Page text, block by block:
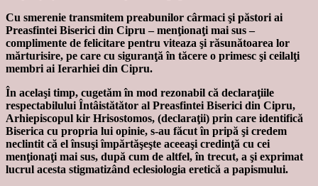
Cu smerenie transmitem preabunilor cârmaci şi păstori ai
Preasfintei Biserici din Cipru – menţionaţi mai sus –
complimente de felicitare pentru viteaza şi răsunătoarea lor
mărturisire, pe care cu siguranţă în tăcere o primesc şi ceilalţi
membri ai Ierarhiei din Cipru.
În acelaşi timp, cugetăm în mod rezonabil că declaraţiile
respectabilului Întâistătător al Preasfintei Biserici din Cipru,
Arhiepiscopul kir Hrisostomos, (declaraţii) prin care identifică
Biserica cu propria lui opinie, s-au făcut în pripă şi credem
neclintit că el însuşi împărtăşeşte aceeaşi credinţă cu cei
menţionaţi mai sus, după cum de altfel, în trecut, a şi exprimat
lucrul acesta stigmatizând eclesiologia eretică a papismului.